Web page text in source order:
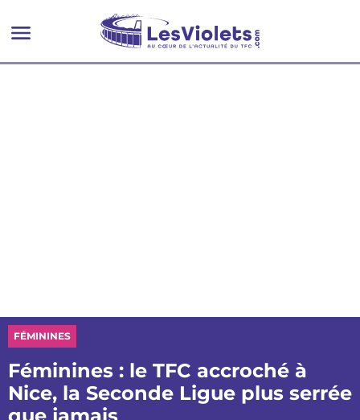
FÉMININES
Féminines : le TFC accroché à
Nice, la Seconde Ligue plus serrée